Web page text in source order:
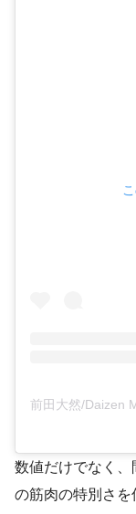
前田大然/Daizen
数値だけでなく
の筋肉の特別さを